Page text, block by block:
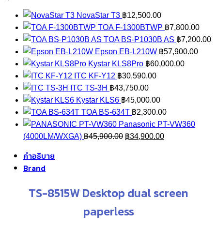
NovaStar T3 ฿12,500.00
TOA F-1300BTWP ฿7,800.00
TOA BS-P1030B AS ฿7,200.00
Epson EB-L210W ฿57,900.00
Kystar KLS8Pro ฿60,000.00
ITC KF-Y12 ฿30,590.00
ITC TS-3H ฿43,750.00
Kystar KLS6 ฿45,000.00
TOA BS-634T ฿2,300.00
Panasonic PT-VW360
(4000LM/WXGA) ฿45,900.00 Original
฿34,900.00Current
คำอธิบาย
Brand
TS-8515W Desktop dual screen
paperless